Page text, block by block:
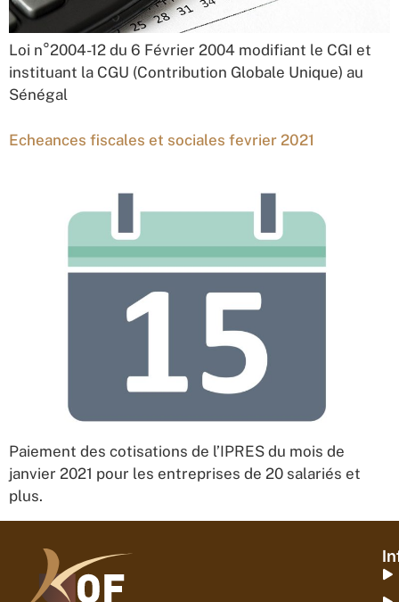
Loi n°2004-12 du 6 Février 2004 modifiant le CGI et
instituant la CGU (Contribution Globale Unique) au
Sénégal
Echeances fiscales et sociales fevrier 2021
Paiement des cotisations de l’IPRES du mois de
janvier 2021 pour les entreprises de 20 salariés et
plus.